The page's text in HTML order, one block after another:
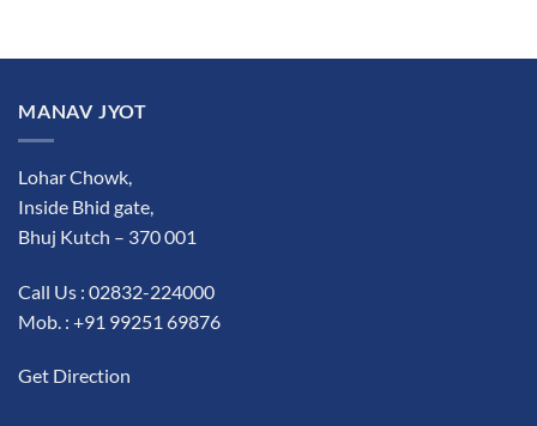
MANAV JYOT
Lohar Chowk,
Inside Bhid gate,
Bhuj Kutch – 370 001
Call Us : 02832-224000
Mob. : +91 99251 69876
Get Direction